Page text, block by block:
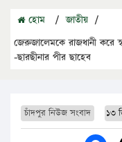
হোম / জাতীয় /
জেরুজালেমকে রাজধানী করে
-ছারছীনার পীর ছাহেব
চাঁদপুর নিউজ সংবাদ ১৩